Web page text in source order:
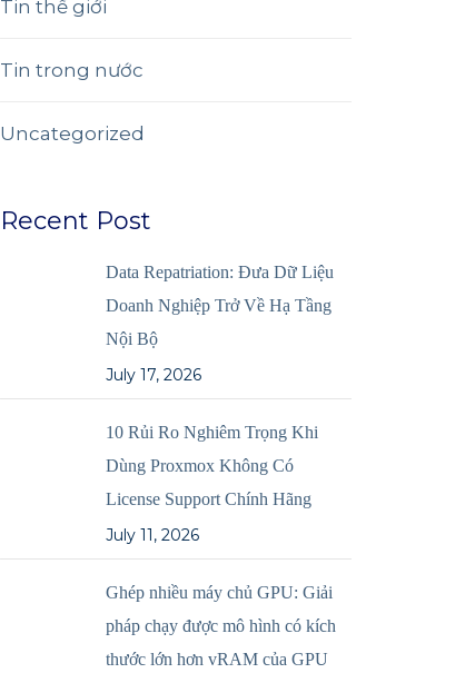
Tin thế giới
Tin trong nước
Uncategorized
Recent Post
Data Repatriation: Đưa Dữ Liệu
Doanh Nghiệp Trở Về Hạ Tầng
Nội Bộ
July 17, 2026
10 Rủi Ro Nghiêm Trọng Khi
Dùng Proxmox Không Có
License Support Chính Hãng
July 11, 2026
Ghép nhiều máy chủ GPU: Giải
pháp chạy được mô hình có kích
thước lớn hơn vRAM của GPU